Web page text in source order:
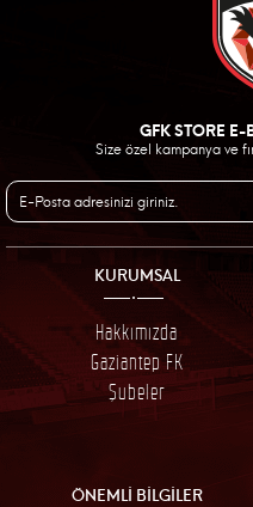
GFK STORE
Size özel kampanya ve
KURUMSAL
Hakkımızda
Gaziantep FK
Şubeler
ÖNEMLİ BİLGİLER